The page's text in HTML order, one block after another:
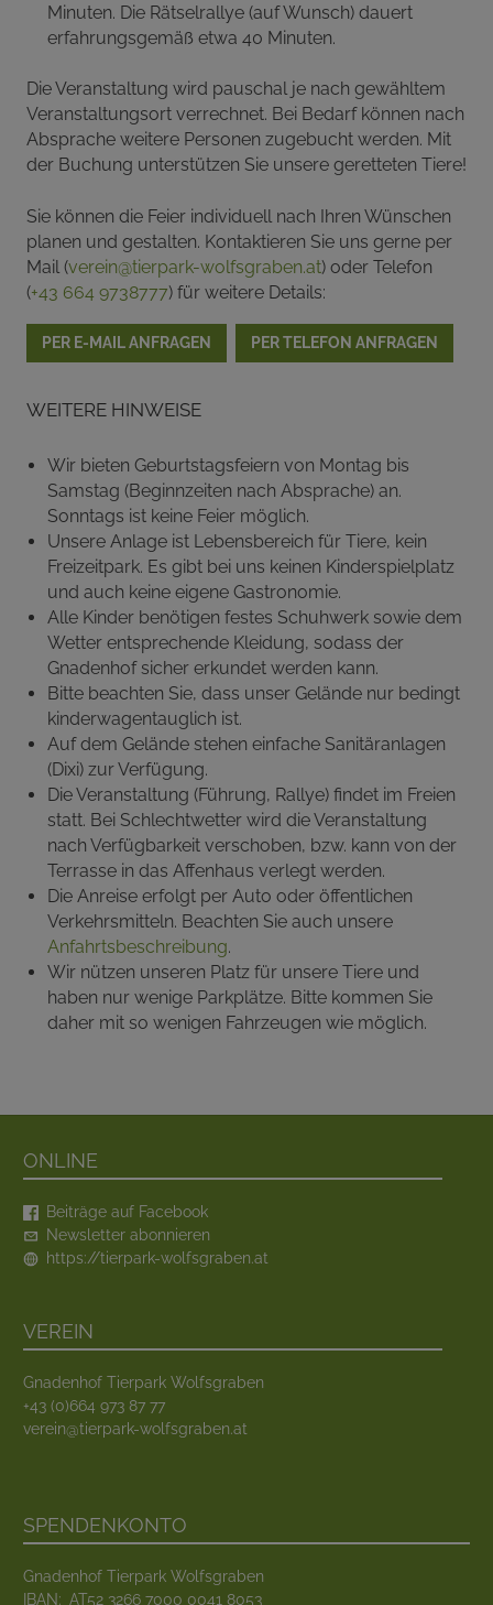
Minuten. Die Rätselrallye (auf Wunsch) dauert
erfahrungsgemäß etwa 40 Minuten.
Die Veranstaltung wird pauschal je nach gewähltem
Veranstaltungsort verrechnet. Bei Bedarf können nach
Absprache weitere Personen zugebucht werden. Mit
der Buchung unterstützen Sie unsere geretteten Tiere!
Sie können die Feier individuell nach Ihren Wünschen
planen und gestalten. Kontaktieren Sie uns gerne per
Mail (verein@tierpark-wolfsgraben.at) oder Telefon
(+43 664 9738777) für weitere Details:
PER E-MAIL ANFRAGEN PER TELEFON ANFRAGEN
Weitere Hinweise
Wir bieten Geburtstagsfeiern von Montag bis
Samstag (Beginnzeiten nach Absprache) an.
Sonntags ist keine Feier möglich.
Unsere Anlage ist Lebensbereich für Tiere, kein
Freizeitpark. Es gibt bei uns keinen Kinderspielplatz
und auch keine eigene Gastronomie.
Alle Kinder benötigen festes Schuhwerk sowie dem
Wetter entsprechende Kleidung, sodass der
Gnadenhof sicher erkundet werden kann.
Bitte beachten Sie, dass unser Gelände nur bedingt
kinderwagentauglich ist.
Auf dem Gelände stehen einfache Sanitäranlagen
(Dixi) zur Verfügung.
Die Veranstaltung (Führung, Rallye) findet im Freien
statt. Bei Schlechtwetter wird die Veranstaltung
nach Verfügbarkeit verschoben, bzw. kann von der
Terrasse in das Affenhaus verlegt werden.
Die Anreise erfolgt per Auto oder öffentlichen
Verkehrsmitteln. Beachten Sie auch unsere
Anfahrtsbeschreibung.
Wir nützen unseren Platz für unsere Tiere und
haben nur wenige Parkplätze. Bitte kommen Sie
daher mit so wenigen Fahrzeugen wie möglich.
Online
Beiträge auf Facebook
Newsletter abonnieren
https://tierpark-wolfsgraben.at
Verein
Gnadenhof Tierpark Wolfsgraben
+43 (0)664 973 87 77
verein@tierpark-wolfsgraben.at
Spendenkonto
Gnadenhof Tierpark Wolfsgraben
IBAN: AT52 3266 7000 0041 8053